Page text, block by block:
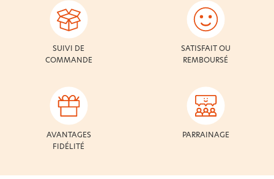
SUIVI DE
COMMANDE
SATISFAIT OU
REMBOURSÉ
AVANTAGES
FIDÉLITÉ
PARRAINAGE